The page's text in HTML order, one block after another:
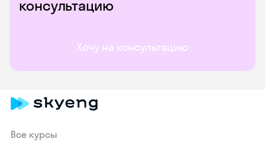
консультацию
Хочу на консультацию
Все курсы